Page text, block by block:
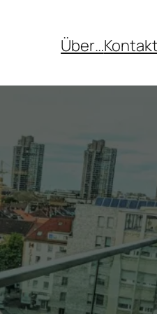
Über…Kontakt